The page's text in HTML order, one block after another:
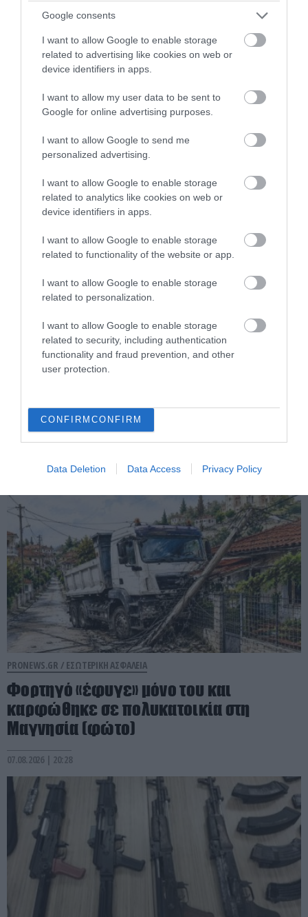
Google consents
I want to allow Google to enable storage
related to advertising like cookies on web or
device identifiers in apps.
I want to allow my user data to be sent to
Google for online advertising purposes.
I want to allow Google to send me
personalized advertising.
I want to allow Google to enable storage
related to analytics like cookies on web or
device identifiers in apps.
I want to allow Google to enable storage
related to functionality of the website or app.
I want to allow Google to enable storage
related to personalization.
I want to allow Google to enable storage
related to security, including authentication
functionality and fraud prevention, and other
user protection.
CONFIRM CONFIRM
Data Deletion Data Access Privacy Policy
PRONEWS.GR /ΕΣΩΤΕΡΙΚΗ ΑΣΦΑΛΕΙΑ
Σκιάθος: Φυλάκιση 15 μηνών στη
Βρετανίδα που μέθυσε με την ανήλικη
κόρη της και προκάλεσε επεισόδιο – Τι
07.08.2026 | 21:55
PRONEWS.GR /ΕΣΩΤΕΡΙΚΗ ΑΣΦΑΛΕΙΑ
Αναστάτωση στο νοσοκομείο του
παρουσία του στα επείγοντα
(φωτογραφίες)
07.08.2026 | 21:55
PRONEWS.GR / ΕΣΩΤΕΡΙΚΗ ΑΣΦΑΛΕΙΑ
Φορτηγό «έφυγε» μόνο του και
καρφώθηκε σε πολυκατοικία στη
Μαγνησία (φώτο)
07.08.2026 | 20:28